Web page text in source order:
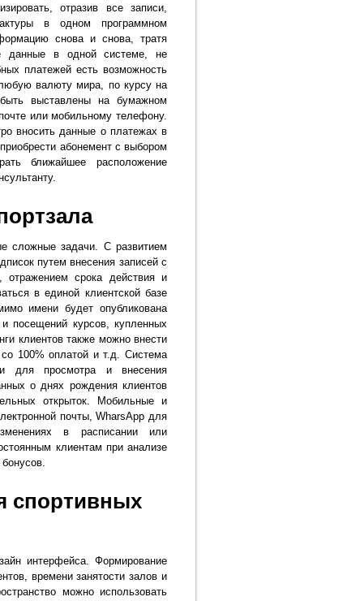
отразив все записи,
в одном программном
снова и снова, тратя
данные в одной системе, не
платежей есть возможность
валюту мира, по курсу на
выставлены на бумажном
или мобильному телефону.
вносить данные о платежах в
абонемент с выбором
ближайшее расположение
сложные задачи. С развитием
путем внесения записей с
срока действия и
в единой клиентской базе
имени будет опубликована
посещений курсов, купленных
клиентов также можно внести
100% оплатой и т.д. Система
для просмотра и внесения
о днях рождения клиентов
открыток. Мобильные и
почты, WharsApp для
в расписании или
клиентам при анализе
спортивных
интерфейса. Формирование
времени занятости залов и
можно использовать